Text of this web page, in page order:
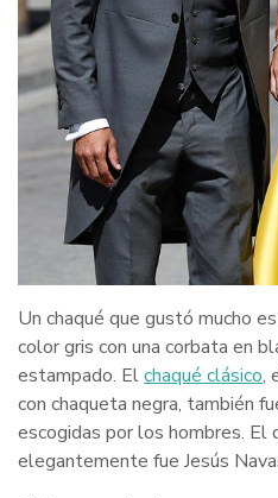
Un chaqué que gustó mucho
color gris con una corbata en
estampado. Elchaqué clásico,
con chaqueta negra, también
escogidas por los hombres. El
elegantemente fue Jesús